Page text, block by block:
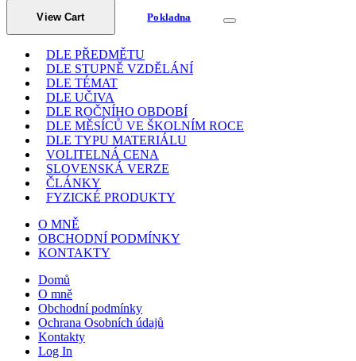
View Cart Pokladna
DLE PŘEDMĚTU
DLE STUPNĚ VZDĚLÁNÍ
DLE TÉMAT
DLE UČIVA
DLE ROČNÍHO OBDOBÍ
DLE MĚSÍCŮ VE ŠKOLNÍM ROCE
DLE TYPU MATERIÁLU
VOLITELNÁ CENA
SLOVENSKÁ VERZE
ČLÁNKY
FYZICKÉ PRODUKTY
O MNĚ
OBCHODNÍ PODMÍNKY
KONTAKTY
Domů
O mně
Obchodní podmínky
Ochrana Osobních údajů
Kontakty
Log In